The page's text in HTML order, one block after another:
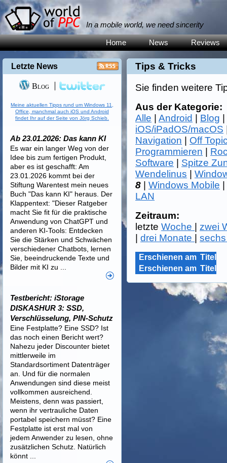
In a mobile world, we need sincerity
Home News Reviews
Tips & Tricks
Sie finden weitere
Aus der Kategorie:
Alle |Android Blog
iOS/iPadOS/macOS
Navigation
Off
Programmieren
Software
Spitze
Wendelinus |
8 |Windows Mobile
LAN
Zeitraum:
letzteWoche
zwei
|drei Monate |
Erschienen am Titel
Erschienen am Titel
Letzte News
Blog
Meine aktuellen Tipps rund um Windows 11,
Office, manchmal auch iOS und Android
findet Ihr auf der Seite von Jörg Schieb.
Ab 23.01.2026: Das kann KI
Es war ein langer Weg von der
Idee bis zum fertigen Produkt,
aber es ist geschafft: Am
23.01.2026 kommt bei der
Stiftung Warentest mein neues
Buch "Das kann KI" heraus. Der
Klappentext: "Dieser Ratgeber
macht Sie fit für die praktische
Anwendung von ChatGPT und
anderen KI-Tools: Entdecken
Sie die Stärken und Schwächen
verschiedener Chatbots, lernen
Sie, beeindruckende Texte und
Bilder mit KI zu ...
Testbericht: iStorage
DISKASHUR 3: SSD,
Verschlüsselung, PIN-Schutz
Eine Festplatte? Eine SSD? Ist
das noch einen Bericht wert?
Nahezu jeder Discounter bietet
mittlerweile im
Standardsortiment Datenträger
an. Und für die normalen
Anwendungen sind diese meist
vollkommen ausreichend.
Meistens, denn was passiert,
wenn ihr vertrauliche Daten
portabel speichern müsst? Eine
Festplatte ist erst mal von
jedem Anwender zu lesen, ohne
zusätzlichen Schutz. Natürlich
könnt ...